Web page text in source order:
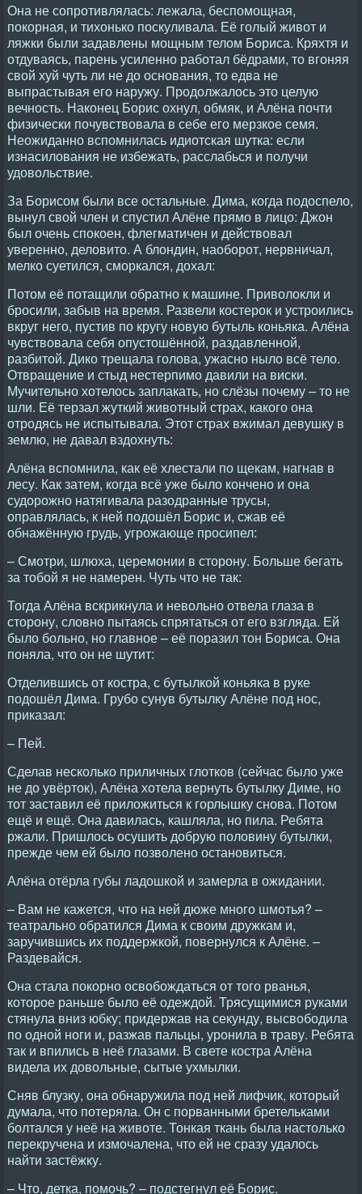
Она не сопротивлялась: лежала, беспомощная,
покорная, и тихонько поскуливала. Её голый живот и
ляжки были задавлены мощным телом Бориса. Кряхтя и
отдуваясь, парень усиленно работал бёдрами, то вгоняя
свой хуй чуть ли не до основания, то едва не
выпрастывая его наружу. Продолжалось это целую
вечность. Наконец Борис охнул, обмяк, и Алёна почти
физически почувствовала в себе его мерзкое семя.
Неожиданно вспомнилась идиотская шутка: если
изнасилования не избежать, расслабься и получи
удовольствие.
За Борисом были все остальные. Дима, когда подоспело,
вынул свой член и спустил Алёне прямо в лицо: Джон
был очень спокоен, флегматичен и действовал
уверенно, деловито. А блондин, наоборот, нервничал,
мелко суетился, сморкался, дохал:
Потом её потащили обратно к машине. Приволокли и
бросили, забыв на время. Развели костерок и устроились
вкруг него, пустив по кругу новую бутыль коньяка. Алёна
чувствовала себя опустошённой, раздавленной,
разбитой. Дико трещала голова, ужасно ныло всё тело.
Отвращение и стыд нестерпимо давили на виски.
Мучительно хотелось заплакать, но слёзы почему – то не
шли. Её терзал жуткий животный страх, какого она
отродясь не испытывала. Этот страх вжимал девушку в
землю, не давал вздохнуть:
Алёна вспомнила, как её хлестали по щекам, нагнав в
лесу. Как затем, когда всё уже было кончено и она
судорожно натягивала разодранные трусы,
оправлялась, к ней подошёл Борис и, сжав её
обнажённую грудь, угрожающе просипел:
– Смотри, шлюха, церемонии в сторону. Больше бегать
за тобой я не намерен. Чуть что не так:
Тогда Алёна вскрикнула и невольно отвела глаза в
сторону, словно пытаясь спрятаться от его взгляда. Ей
было больно, но главное – её поразил тон Бориса. Она
поняла, что он не шутит:
Отделившись от костра, с бутылкой коньяка в руке
подошёл Дима. Грубо сунув бутылку Алёне под нос,
приказал:
– Пей.
Сделав несколько приличных глотков (сейчас было уже
не до увёрток), Алёна хотела вернуть бутылку Диме, но
тот заставил её приложиться к горлышку снова. Потом
ещё и ещё. Она давилась, кашляла, но пила. Ребята
ржали. Пришлось осушить добрую половину бутылки,
прежде чем ей было позволено остановиться.
Алёна отёрла губы ладошкой и замерла в ожидании.
– Вам не кажется, что на ней дюже много шмотья? –
театрально обратился Дима к своим дружкам и,
заручившись их поддержкой, повернулся к Алёне. –
Раздевайся.
Она стала покорно освобождаться от того рванья,
которое раньше было её одеждой. Трясущимися руками
стянула вниз юбку; придержав на секунду, высвободила
по одной ноги и, разжав пальцы, уронила в траву. Ребята
так и впились в неё глазами. В свете костра Алёна
видела их довольные, сытые ухмылки.
Сняв блузку, она обнаружила под ней лифчик, который
думала, что потеряла. Он с порванными бретельками
болтался у неё на животе. Тонкая ткань была настолько
перекручена и измочалена, что ей не сразу удалось
найти застёжку.
– Что, детка, помочь? – подстегнул её Борис.